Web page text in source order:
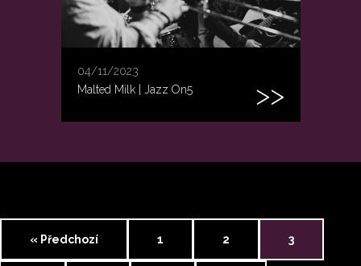
04/11/2023
Malted Milk | Jazz On5
« Předchozí 1 2 3